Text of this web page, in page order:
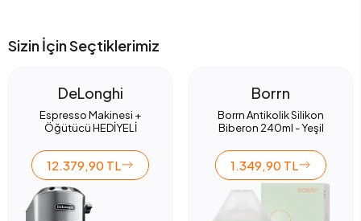
Sizin İçin Seçtiklerimiz
DeLonghi
Espresso Makinesi +
Öğütücü HEDİYELİ
12.379,90 TL
Borrn
Borrn Antikolik Silikon
Biberon 240ml - Yeşil
1.349,90 TL